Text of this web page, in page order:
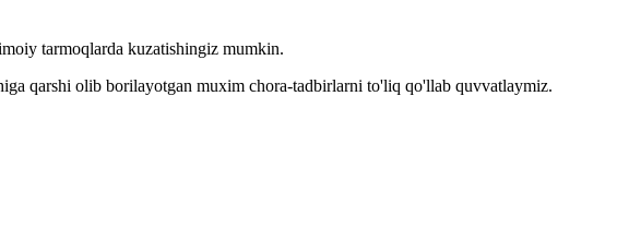
tarmoqlarda kuzatishingiz mumkin.
qarshi olib borilayotgan muxim chora-tadbirlarni to'liq qo'llab quvvatlaymiz.